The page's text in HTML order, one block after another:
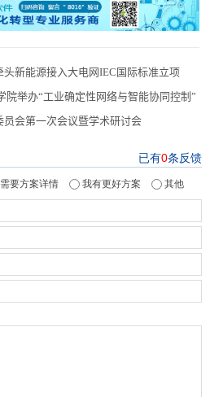
新能源接入大电网IEC国际标准立项
院举办“工业确定性网络与智能协同控制”
会第一次会议暨学术研讨会